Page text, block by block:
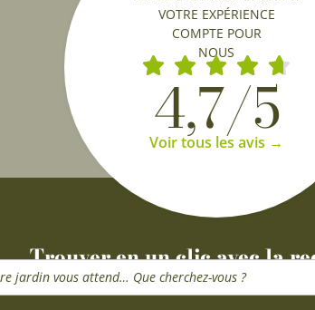
VOTRE EXPÉRIENCE
COMPTE POUR
NOUS
4,7/5
Voir tous les avis →
Trouver en un clic avec la